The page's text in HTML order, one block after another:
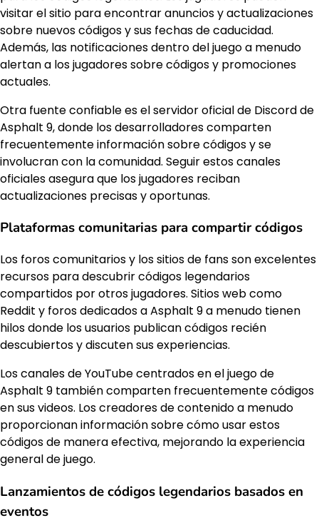
visitar el sitio para encontrar anuncios y actualizaciones
sobre nuevos códigos y sus fechas de caducidad.
Además, las notificaciones dentro del juego a menudo
alertan a los jugadores sobre códigos y promociones
actuales.
Otra fuente confiable es el servidor oficial de Discord de
Asphalt 9, donde los desarrolladores comparten
frecuentemente información sobre códigos y se
involucran con la comunidad. Seguir estos canales
oficiales asegura que los jugadores reciban
actualizaciones precisas y oportunas.
Plataformas comunitarias para compartir códigos
Los foros comunitarios y los sitios de fans son excelentes
recursos para descubrir códigos legendarios
compartidos por otros jugadores. Sitios web como
Reddit y foros dedicados a Asphalt 9 a menudo tienen
hilos donde los usuarios publican códigos recién
descubiertos y discuten sus experiencias.
Los canales de YouTube centrados en el juego de
Asphalt 9 también comparten frecuentemente códigos
en sus videos. Los creadores de contenido a menudo
proporcionan información sobre cómo usar estos
códigos de manera efectiva, mejorando la experiencia
general de juego.
Lanzamientos de códigos legendarios basados en
eventos